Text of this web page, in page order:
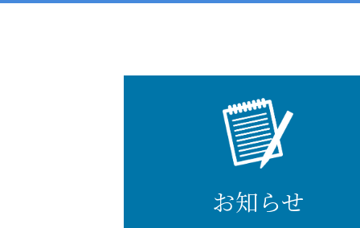
お知らせ